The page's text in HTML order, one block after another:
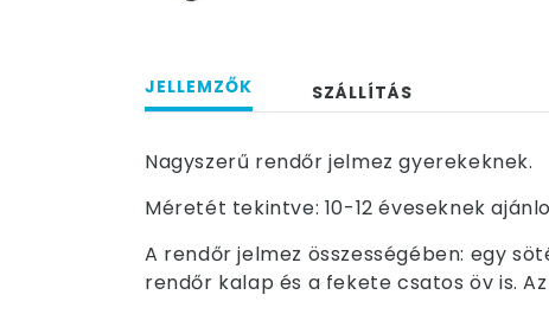
JELLEMZŐK SZÁLLÍTÁS
Nagyszerű rendőr jelmez gyerekeknek.
Méretét tekintve: 10-12 éveseknek
A rendőr jelmez összességében: egy
rendőr kalap és a fekete csatos öv is.